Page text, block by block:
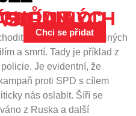
Chci se přidat
od podporovatelů jiných
a smrtí. Tady je příklad z
Je evidentní, že
proti SPD s cílem
nás oslabit. Šíří se
z Ruska a další